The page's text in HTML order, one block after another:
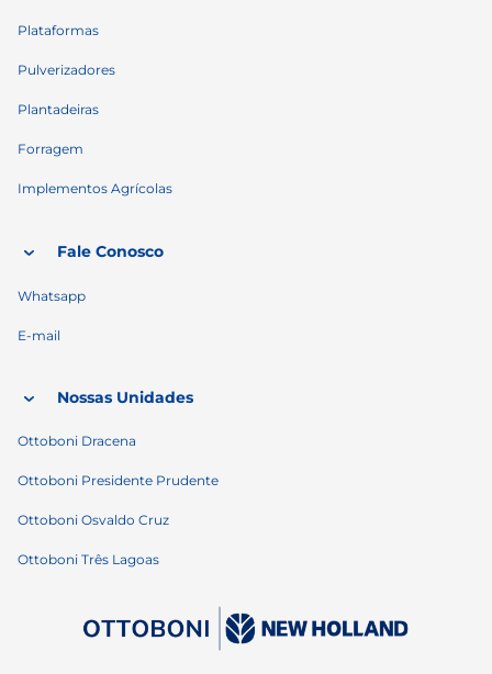
Plataformas
Pulverizadores
Plantadeiras
Forragem
Implementos Agrícolas
Fale Conosco
Whatsapp
E-mail
Nossas Unidades
Ottoboni Dracena
Ottoboni Presidente Prudente
Ottoboni Osvaldo Cruz
Ottoboni Três Lagoas